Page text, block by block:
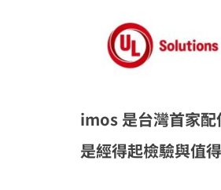
imos 是台灣首家配
是經得起檢驗與值